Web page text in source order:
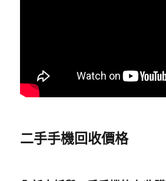
二手手機回收價格